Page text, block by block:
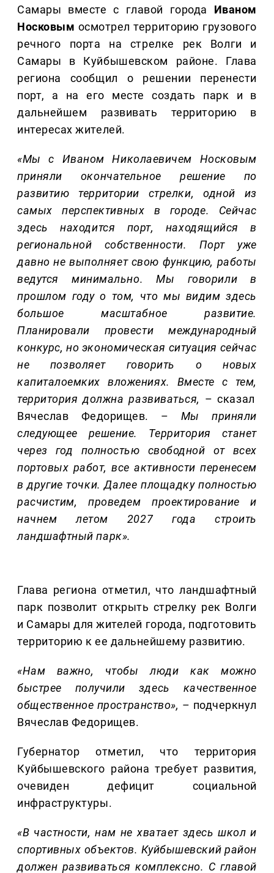
Самары вместе с главой города Иваном
Носковым осмотрел территорию грузового
речного порта на стрелке рек Волги и
Самары в Куйбышевском районе. Глава
региона сообщил о решении перенести
порт, а на его месте создать парк и в
дальнейшем развивать территорию в
интересах жителей.
«Мыс Иваном Николаевичем Носковым
приняли окончательное решение по
развитию территории стрелки,одной из
самых перспективных в городе. Сейчас
здесь находится порт, находящийся в
региональной собственности. Порт уже
давно не выполняет свою функцию, работы
ведутся минимально. Мы говорили в
прошлом году о том, что мы видим здесь
большое масштабное развитие.
Планировали провести международный
конкурс, но экономическая ситуация сейчас
не позволяет говорить о новых
капиталоемкихвложениях. Вместе с тем,
территория должна развиваться, – сказал
Вячеслав Федорищев. – Мы приняли
следующее решение.
Территория станет
через год полностью свободной от всех
портовых работ, все активности перенесем
в другие точки. Далее площадкуполностью
расчистим, проведем проектирование и
начнем летом 2027года
строить
ландшафтный парк».
Глава региона отметил, что ландшафтный
парк позволит открыть стрелку рек Волги
и Самары для жителей города, подготовить
территорию к ее дальнейшему развитию.
«Нам важно, чтобы люди как можно
быстрее получили здесь качественное
общественное пространство», – подчеркнул
Вячеслав Федорищев.
Губернатор отметил, что территория
Куйбышевского района требует развития,
очевиден дефицит социальной
инфраструктуры.
«В частности, нам не хватает здесь школ и
спортивных объектов. Куйбышевский район
должен развиваться комплексно. С главой